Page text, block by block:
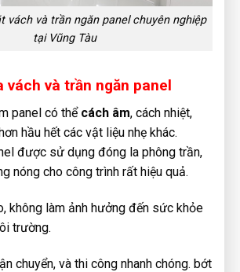
vách và trần ngăn panel chuyên nghiệp
tại Vũng Tàu
vách và trần ngăn panel
panel có thể cách âm, cách nhiệt,
hầu hết các vật liệu nhẹ khác.
được sử dụng đóng la phông trần,
nóng cho công trình rất hiệu quả.
không làm ảnh hưởng đến sức khỏe
trường.
chuyển, và thi công nhanh chóng. bớt